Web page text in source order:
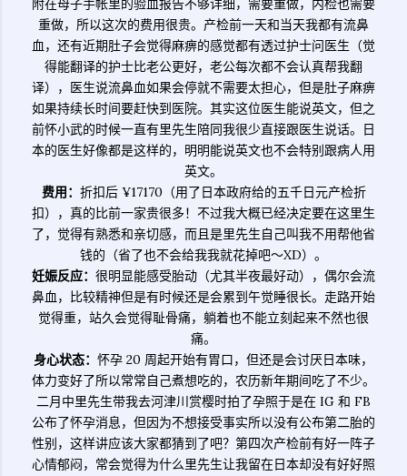
附在母子手帐里的验血报告不够详细，需要重做，内检也需要
重做，所以这次的费用很贵。产检前一天和当天我都有流鼻
血，还有近期肚子会觉得麻痹的感觉都有透过护士问医生（觉
得能翻译的护士比老公更好，老公每次都不会认真帮我翻
译），医生说流鼻血如果会停就不需要太担心，但是肚子麻痹
如果持续长时间要赶快到医院。其实这位医生能说英文，但之
前怀小武的时候一直有里先生陪同我很少直接跟医生说话。日
本的医生好像都是这样的，明明能说英文也不会特别跟病人用
英文。
费用： 折扣后 ¥17170（用了日本政府给的五千日元产检折
扣），真的比前一家贵很多！不过我大概已经决定要在这里生
了，觉得有熟悉和亲切感，而且是里先生自己叫我不用帮他省
钱的（省了也不会给我我就花掉吧～XD）。
妊娠反应： 很明显能感受胎动（尤其半夜最好动），偶尔会流
鼻血，比较精神但是有时候还是会累到午觉睡很长。走路开始
觉得重，站久会觉得耻骨痛，躺着也不能立刻起来不然也很
痛。
身心状态： 怀孕 20 周起开始有胃口，但还是会讨厌日本味，
体力变好了所以常常自己煮想吃的，农历新年期间吃了不少。
二月中里先生带我去河津川赏樱时拍了孕照于是在 IG 和 FB
公布了怀孕消息，但因为不想接受事实所以没有公布第二胎的
性别，这样讲应该大家都猜到了吧？第四次产检前有好一阵子
心情郁闷，常会觉得为什么里先生让我留在日本却没有好好照